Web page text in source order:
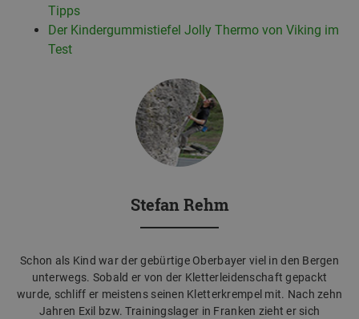
Tipps
Der Kindergummistiefel Jolly Thermo von Viking im
Test
Stefan Rehm
Schon als Kind war der gebürtige Oberbayer viel in den Bergen
unterwegs. Sobald er von der Kletterleidenschaft gepackt
wurde, schliff er meistens seinen Kletterkrempel mit. Nach zehn
Jahren Exil bzw. Trainingslager in Franken zieht er sich